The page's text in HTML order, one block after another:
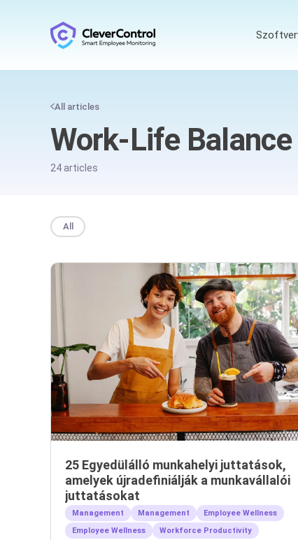
Szoftver
All articles
Work-Life Balance
24 articles
All
25 Egyedülálló munkahelyi juttatások,
amelyek újradefiniálják a munkavállalói
juttatásokat
Management Management
Employee Wellness
Employee Wellness
Workforce Productivity